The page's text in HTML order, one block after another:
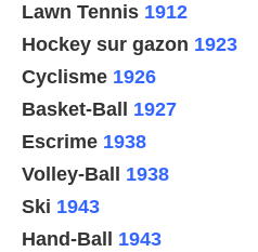
Lawn Tennis 1912
Hockey sur gazon 1923
Cyclisme 1926
Basket-Ball 1927
Escrime 1938
Volley-Ball 1938
Ski 1943
Hand-Ball 1943